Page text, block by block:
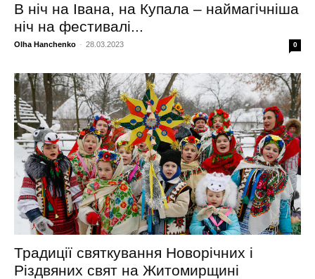
В ніч на Івана, на Купала – наймагічніша
ніч на фестивалі...
Olha Hanchenko - 28.03.2023 0
Традиції святкування Новорічних і
Різдвяних свят на Житомирщині